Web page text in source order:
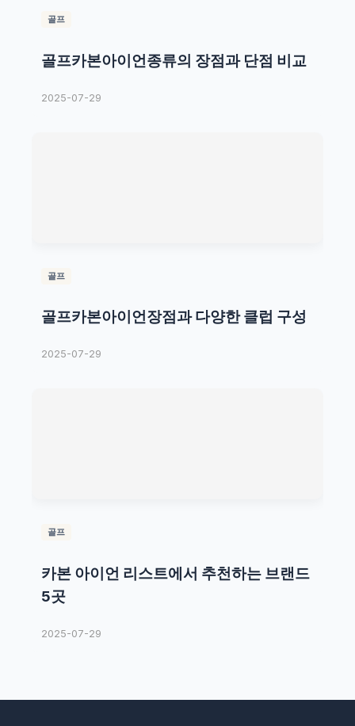
골프
골프카본아이언종류의 장점과 단점 비교
2025-07-29
골프
골프카본아이언장점과 다양한 클럽 구성
2025-07-29
골프
카본 아이언 리스트에서 추천하는 브랜드
5곳
2025-07-29